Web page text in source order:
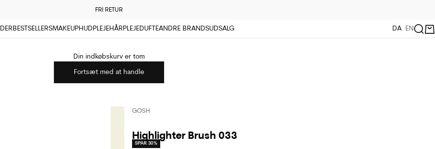
FRI RETUR
BESTSELLERSMAKEUPHUDPLEJEHÅRPLEJEDUFTEANDRE BRANDSUDSALG DA ENSøg
Din indkøbskurv er tom
Fortsæt med at handle
GOSH
Highlighter Brush 033
SPAR 30%